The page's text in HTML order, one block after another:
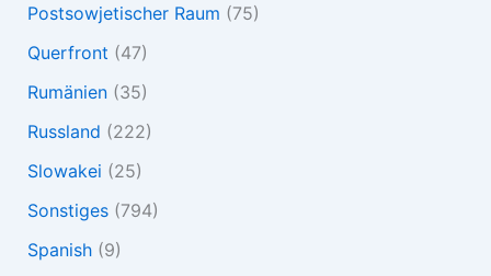
Postsowjetischer Raum (75)
Querfront (47)
Rumänien(35)
Russland (222)
Slowakei (25)
Sonstiges(794)
Spanish(9)